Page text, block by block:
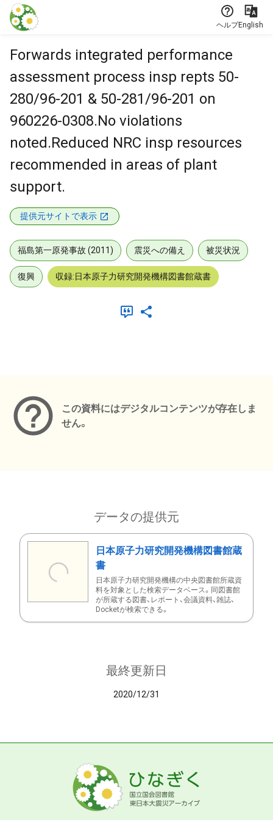
本文に飛ぶ
ヘルプEnglish
Forwards integrated performance
assessment process insp repts 50-
280/96-201 & 50-281/96-201 on
960226-0308.No violations
noted.Reduced NRC insp resources
recommended in areas of plant
support.
提供元サイトで表示
福島第一原発事故 (2011) 震災への備え 被災状況
復興 収録:日本原子力研究開発機構図書館蔵書
この資料にはデジタルコンテンツが存在しま
せん。
データの提供元
日本原子力研究開発機構図書館蔵
書
日本原子力研究開発機構の中央図書館所蔵資
料を対象とした検索データベース。同図書館
が所蔵する図書、レポート、会議資料、雑誌、
Docketが検索できる。
最終更新日
2020/12/31